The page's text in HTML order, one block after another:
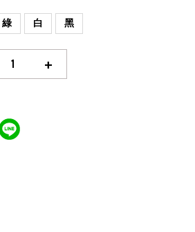
綠 白 黑
+